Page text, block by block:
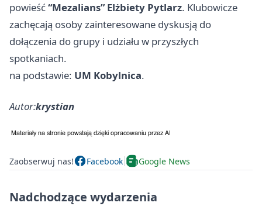
powieść“Mezalians” Elżbiety Pytlarz. Klubowicze
zachęcają osoby zainteresowane dyskusją do
dołączenia do grupy i udziału w przyszłych
spotkaniach.
na podstawie: UM Kobylnica.
Autor:krystian
Zaobserwuj nas! Facebook Google News
Nadchodzące wydarzenia